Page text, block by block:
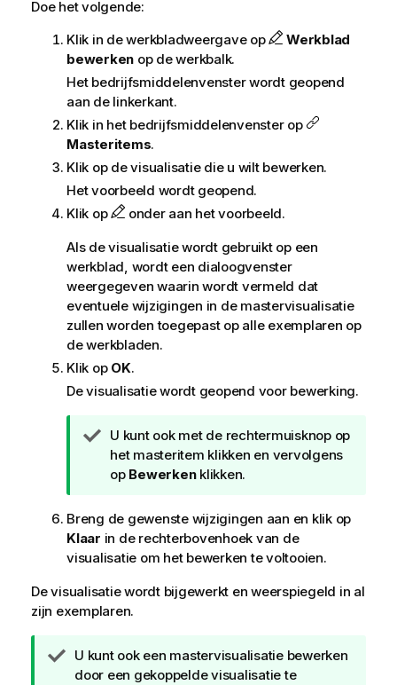
Doe het volgende:
Klik in de werkbladweergave op
Werkblad
bewerken op de werkbalk.
Het bedrijfsmiddelenvenster wordt geopend
aan de linkerkant.
Klik in het bedrijfsmiddelenvenster op
Masteritems.
Klik op de visualisatie die u wilt bewerken.
Het voorbeeld wordt geopend.
Klik op
onder aan het voorbeeld.
Als de visualisatie wordt gebruikt op een
werkblad, wordt een dialoogvenster
weergegeven waarin wordt vermeld dat
eventuele wijzigingen in de mastervisualisatie
zullen worden toegepast op alle exemplaren op
de werkbladen.
Klik op OK.
De visualisatie wordt geopend voor bewerking.
T
i
p
U kunt ook met de rechtermuisknop op
het masteritem klikken en vervolgens
op Bewerkenklikken.
Breng de gewenste wijzigingen aan en klik op
Klaar in de rechterbovenhoek van de
visualisatie om het bewerken te voltooien.
De visualisatie wordt bijgewerkt en weerspiegeld in al
zijn exemplaren.
T
i
U kunt ook een mastervisualisatie bewerken
door een gekoppelde visualisatie te